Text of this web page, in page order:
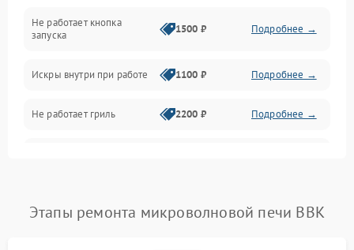
Нагрев и приготовление
Программное обеспечение
Не работает кнопка
запуска
1500 ₽ Подробнее →
Искры внутри при работе 1100 ₽ Подробнее →
Не работает гриль 2200 ₽ Подробнее →
Появление запаха гари Подробнее →
Этапы ремонта микроволновой печи BBK